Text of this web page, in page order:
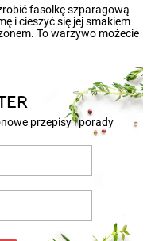
zachować świeżość
fasolkę szparagową
i cieszyć się jej smakiem
To warzywo możecie
przepisy i porady